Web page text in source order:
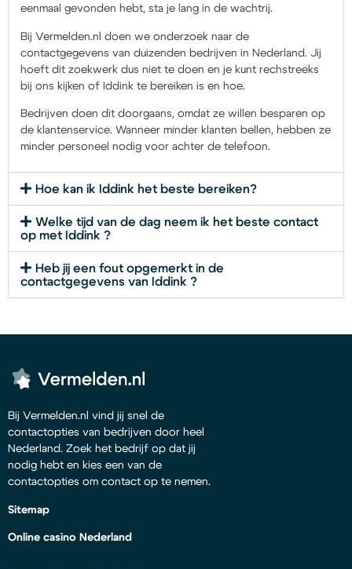
eenmaal gevonden hebt, sta je lang in de wachtrij.
Bij Vermelden.nl doen we onderzoek naar de
contactgegevens van duizenden bedrijven in Nederland. Jij
hoeft dit zoekwerk dus niet te doen en je kunt rechstreeks
bij ons kijken of Iddink te bereiken is en hoe.
Bedrijven doen dit doorgaans, omdat ze willen besparen op
de klantenservice. Wanneer minder klanten bellen, hebben ze
minder personeel nodig voor achter de telefoon.
Hoe kan ik Iddink het beste bereiken?
Welke tijd van de dag neem ik het beste contact
op met Iddink ?
Heb jij een fout opgemerkt in de
contactgegevens van Iddink ?
Bij Vermelden.nl vind jij snel de
contactopties van bedrijven door heel
Nederland. Zoek het bedrijf op dat jij
nodig hebt en kies een van de
contactopties om contact op te nemen.
Sitemap
Online casino Nederland